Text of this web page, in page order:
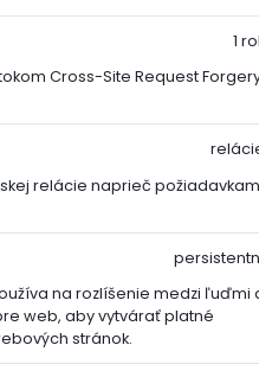
Cross-Site Request
1
relácie naprieč
na rozlíšenie medzi ľuďmi
web, aby vytvárať platné
stránok.